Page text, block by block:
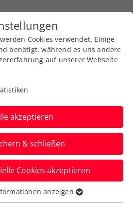
Austausch
Europe-
Belek zeigt die
Cookies verwendet. Einige
benötigt, während es uns andere
auf unserer Webseite
akzeptieren
& schließen
Cookies akzeptieren
für grundlegende
anzeigen